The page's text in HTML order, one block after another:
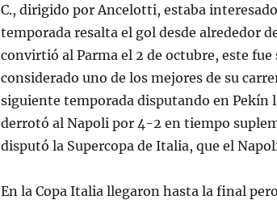
C., dirigido por Ancelotti, estaba
temporada resalta el gol desde alrededor
convirtió al Parma el 2 de octubre, este
considerado uno de los mejores de su
siguiente temporada disputando en Pekín
derrotó al Napoli por 4-2 en tiempo
disputó la Supercopa de Italia, que el
En la Copa Italia llegaron hasta la final